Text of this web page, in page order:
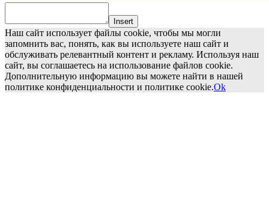
Insert
Наш сайт использует файлы cookie, чтобы мы могли
запомнить вас, понять, как вы используете наш сайт и
обслуживать релевантный контент и рекламу. Используя наш
сайт, вы соглашаетесь на использование файлов cookie.
Дополнительную информацию вы можете найти в нашей
политике конфиденциальности и политике cookie.Ok